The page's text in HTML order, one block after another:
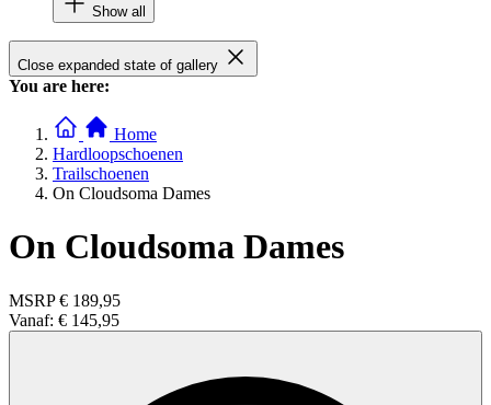
Show all
Close expanded state of gallery
You are here:
Home
Hardloopschoenen
Trailschoenen
On Cloudsoma Dames
On Cloudsoma Dames
MSRP € 189,95
Vanaf: € 145,95